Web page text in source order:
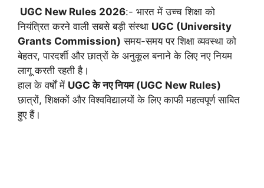
UGC New Rules 2026:- भारत में उच्च शिक्षा को
नियंत्रित करने वाली सबसे बड़ी संस्था UGC (University
Grants Commission) समय-समय पर शिक्षा व्यवस्था को
बेहतर, पारदर्शी और छात्रों के अनुकूल बनाने के लिए नए नियम
लागू करती रहती है।
हाल के वर्षों में UGC के नए नियम (UGC New Rules)
छात्रों, शिक्षकों और विश्वविद्यालयों के लिए काफी महत्वपूर्ण साबित
हुए हैं।